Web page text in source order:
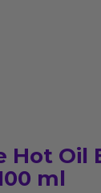
Hot Oil
ml